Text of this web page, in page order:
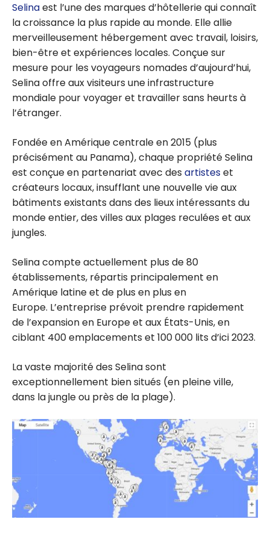
Selinaest l’une des marques d’hôtellerie qui connaît
la croissance la plus rapide au monde. Elle allie
merveilleusement hébergement avec travail, loisirs,
bien-être et expériences locales. Conçue sur
mesure pour les voyageurs nomades d’aujourd’hui,
Selina offre aux visiteurs une infrastructure
mondiale pour voyager et travailler sans heurts à
l’étranger.
Fondée en Amérique centrale en 2015 (plus
précisément au Panama), chaque propriété Selina
est conçue en partenariat avec des artisteset
créateurs locaux, insufflant une nouvelle vie aux
bâtiments existants dans des lieux intéressants du
monde entier, des villes aux plages reculées et aux
jungles.
Selina compte actuellement plus de 80
établissements, répartis principalement en
Amérique latine et de plus en plus en
Europe. L’entreprise prévoit prendre rapidement
de l’expansion en Europe et aux États-Unis, en
ciblant 400 emplacements et 100 000 lits d’ici 2023.
La vaste majorité des Selina sont
exceptionnellement bien situés (en pleine ville,
dans la jungle ou près de la plage).